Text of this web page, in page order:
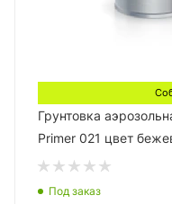
Грунтовка
Primer 021 цвет
Под заказ